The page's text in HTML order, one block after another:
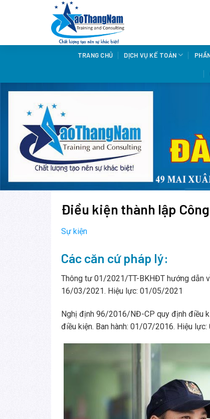
TRANG CHỦ DỊCH VỤ KẾ TOÁN
Điều kiện thành lập
Sự kiện
Các căn cứ pháp lý:
Thông tư 01/2021/TT-BKHĐT hướng dẫn
16/03/2021. Hiệu lực: 01/05/2021
Nghị định 96/2016/NĐ-CP quy định điều
điều kiện. Ban hành: 01/07/2016. Hiệu